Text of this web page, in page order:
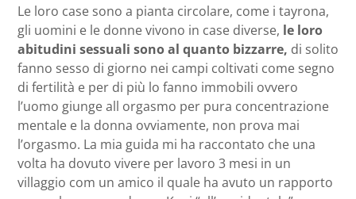
Le loro case sono a pianta circolare, come i tayrona,
gli uomini e le donne vivono in case diverse, le loro
abitudini sessuali sono al quanto bizzarre, di solito
fanno sesso di giorno nei campi coltivati come segno
di fertilità e per di più lo fanno immobili ovvero
l’uomo giunge all orgasmo per pura concentrazione
mentale e la donna ovviamente, non prova mai
l’orgasmo. La mia guida mi ha raccontato che una
volta ha dovuto vivere per lavoro 3 mesi in un
villaggio com un amico il quale ha avuto un rapporto